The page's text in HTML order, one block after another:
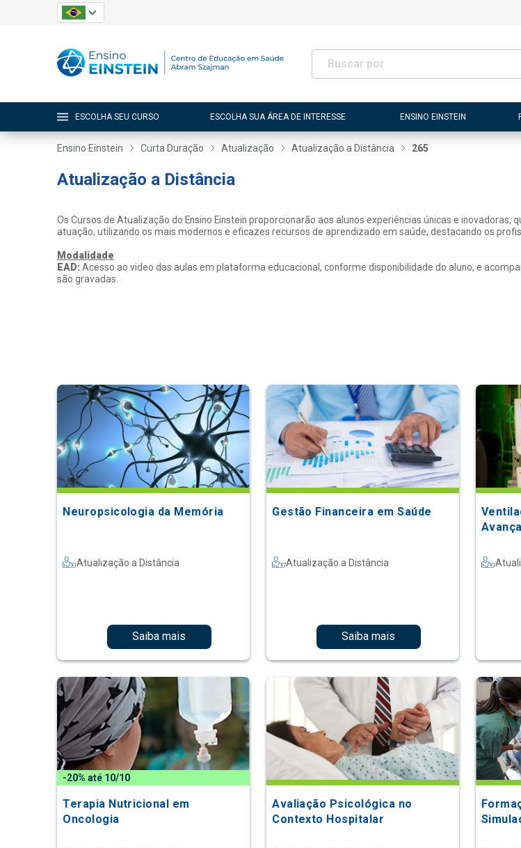
ESCOLHA SEU CURSO ESCOLHA SUA ÁREA DE INTERESSE ENSINO EINSTEIN
Ensino Einstein Curta Duração Atualização Atualização a Distância 265
Atualização a Distância
Os Cursos de Atualização do Ensino Einstein proporcionarão aos alunos experiências únicas e
atuação, utilizando os mais modernos e eficazes recursos de aprendizado em saúde, destacando os
Modalidade
EAD:Acesso ao video das aulas em plataforma educacional, conforme disponibilidade do aluno, e
são gravadas.
Neuropsicologia da Memória
Atualização a Distância
Saiba mais
Gestão Financeira em Saúde
Atualização a Distância
Saiba mais
-20% até 10/10
Terapia Nutricional em
Oncologia
Avaliação Psicológica no
Contexto Hospitalar